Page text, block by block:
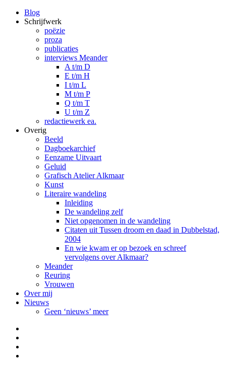
Blog
Schrijfwerk
poëzie
proza
publicaties
interviews Meander
A t/m D
E t/m H
I t/m L
M t/m P
Q t/m T
U t/m Z
redactiewerk ea.
Overig
Beeld
Dagboekarchief
Eenzame Uitvaart
Geluid
Grafisch Atelier Alkmaar
Kunst
Literaire wandeling
Inleiding
De wandeling zelf
Niet opgenomen in de wandeling
Citaten uit Tussen droom en daad in Dubbelstad,
2004
En wie kwam er op bezoek en schreef
vervolgens over Alkmaar?
Meander
Reuring
Vrouwen
Over mij
Nieuws
Geen ‘nieuws’ meer